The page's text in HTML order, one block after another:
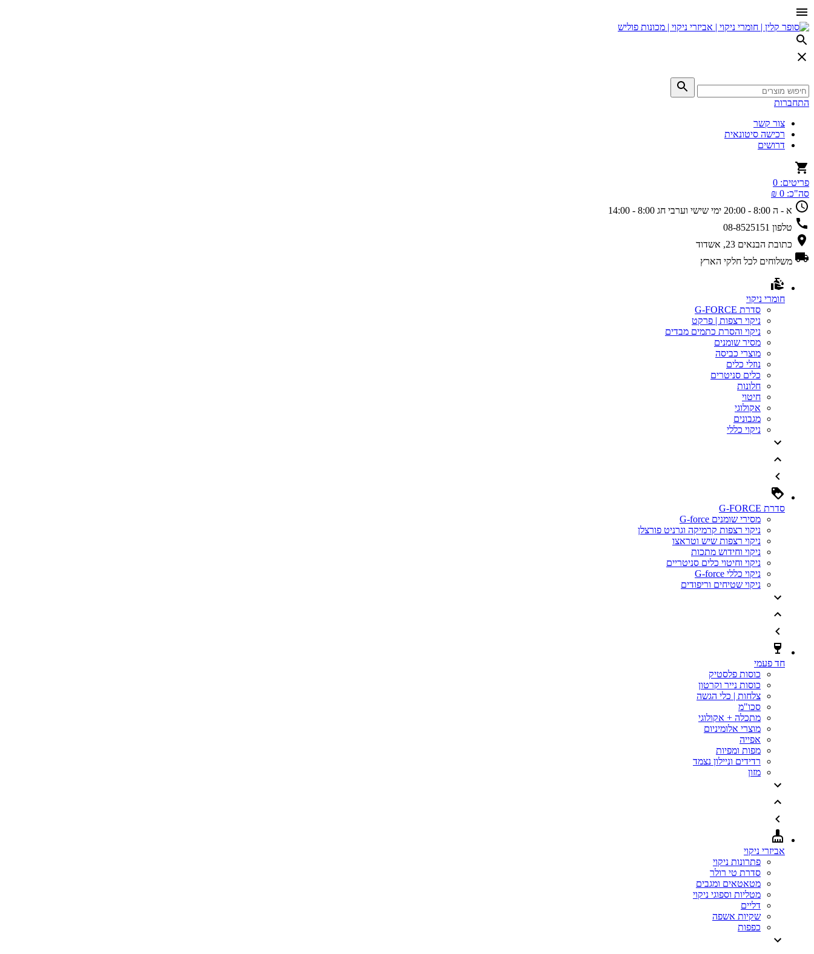
התחברות
צור קשר
רכישה סיטונאית
דרושים
פריטים: 0
סה"כ: 0 ₪
א - ה 8:00 - 20:00
ימי שישי וערבי חג 8:00 - 14:00
טלפון 08-8525151
כתובת הבנאים 23, אשדוד
משלוחים לכל חלקי הארץ
חומרי ניקוי
סדרת G-FORCE
ניקוי רצפות | פרקט
ניקוי והסרת כתמים מבדים
מסיר שומנים
מוצרי כביסה
נוזלי כלים
כלים סניטרים
חלונות
חיטוי
אקולוגי
מגבונים
ניקוי כללי
סדרת G-FORCE
מסירי שומנים G-force
ניקוי רצפות קרמיקה וגרניט פורצלן
ניקוי רצפות שיש וטראצו
ניקוי וחידוש מתכות
ניקוי וחיטוי כלים סניטריים
ניקוי כללי G-force
ניקוי שטיחים וריפודים
חד פעמי
כוסות פלסטיק
כוסות נייר וקרטון
צלחות | כלי הגשה
סכו"מ
מתכלה + אקולוגי
מוצרי אלומיניום
אפייה
מפות ומפיות
רדידים וניילון נצמד
מזון
אביזרי ניקוי
פתרונות ניקוי
סדרת טי רולר
מטאטאים ומגבים
מטליות וספוגי ניקוי
דליים
שקיות אשפה
כפפות